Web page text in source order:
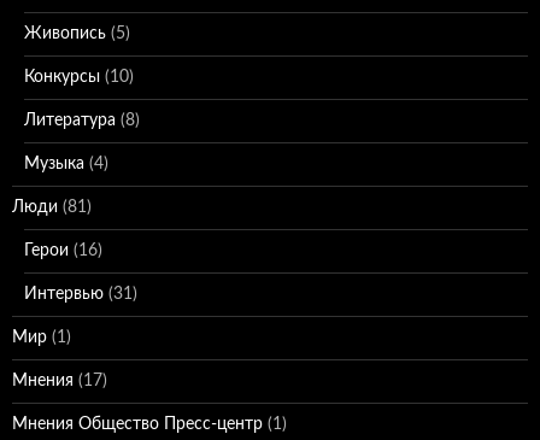
Живопись (5)
Конкурсы (10)
Литература (8)
Музыка (4)
Люди (81)
Герои (16)
Интервью (31)
Мир (1)
Мнения (17)
Мнения Общество Пресс-центр (1)